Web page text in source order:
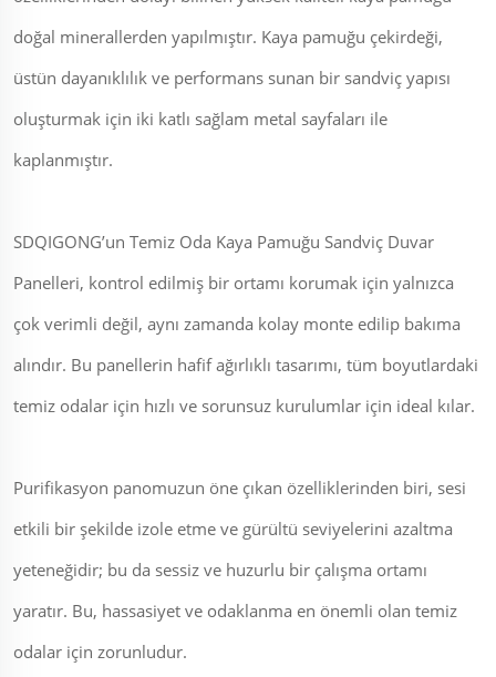
doğal minerallerden yapılmıştır. Kaya pamuğu çekirdeği,
üstün dayanıklılık ve performans sunan bir sandviç yapısı
oluşturmak için iki katlı sağlam metal sayfaları ile
kaplanmıştır.
SDQIGONG’un Temiz Oda Kaya Pamuğu Sandviç Duvar
Panelleri, kontrol edilmiş bir ortamı korumak için yalnızca
çok verimli değil, aynı zamanda kolay monte edilip bakıma
alındır. Bu panellerin hafif ağırlıklı tasarımı, tüm boyutlardaki
temiz odalar için hızlı ve sorunsuz kurulumlar için ideal kılar.
Purifikasyon panomuzun öne çıkan özelliklerinden biri, sesi
etkili bir şekilde izole etme ve gürültü seviyelerini azaltma
yeteneğidir; bu da sessiz ve huzurlu bir çalışma ortamı
yaratır. Bu, hassasiyet ve odaklanma en önemli olan temiz
odalar için zorunludur.